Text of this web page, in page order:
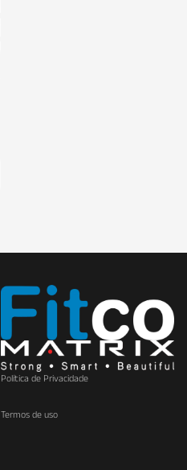
Política de Privacidade
Termos de uso